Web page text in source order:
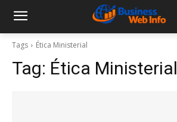
Tags Ética Ministerial
Tag: Ética Ministerial